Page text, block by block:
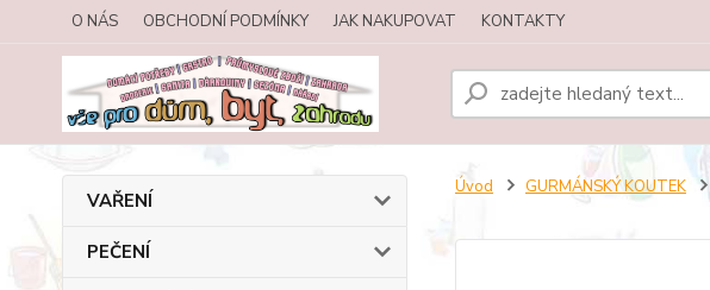
O NÁS OBCHODNÍ PODMÍNKY JAK NAKUPOVAT KONTAKTY
VAŘENÍ
PEČENÍ
Úvod GURMÁNSKÝ KOUTEK